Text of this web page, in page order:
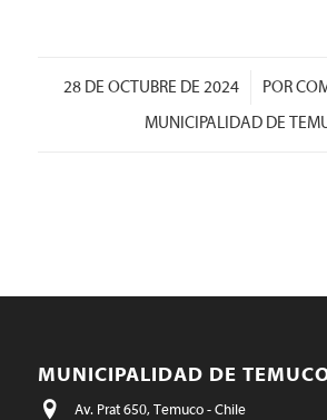
28 DE OCTUBRE DE 2024
/ POR
MUNICIPALIDAD DE
MUNICIPALIDAD DE
Av. Prat 650, Temuco - Chile